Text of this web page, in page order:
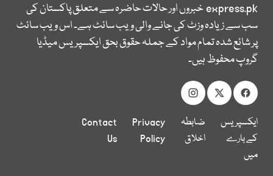
express.pkخبروں اور حالات حاضرہ سے متعلق پاکستان کی
سب سے زیادہ وزٹ کی جانے والی ویب سائٹ ہے۔ اس ویب سائٹ
پر شائع شدہ تمام مواد کے جملہ حقوق بحق ایکسپریس میڈیا
گروپ محفوظ ہیں۔
ایکسپریس
کے بارے
میں
ضابطہ
اخلاق
Privacy
Policy
Contact
Us